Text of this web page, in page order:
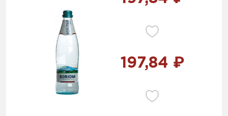
197,84 ₽